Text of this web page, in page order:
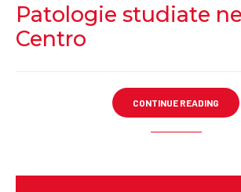
Patologie studiate
Centro
CONTINUE READING